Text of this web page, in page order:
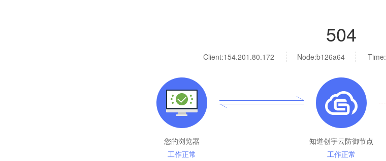
504
Client:154.201.80.172 Node:b126a64 Time:
您的浏览器
工作正常
知道创宇云防御节点
工作正常